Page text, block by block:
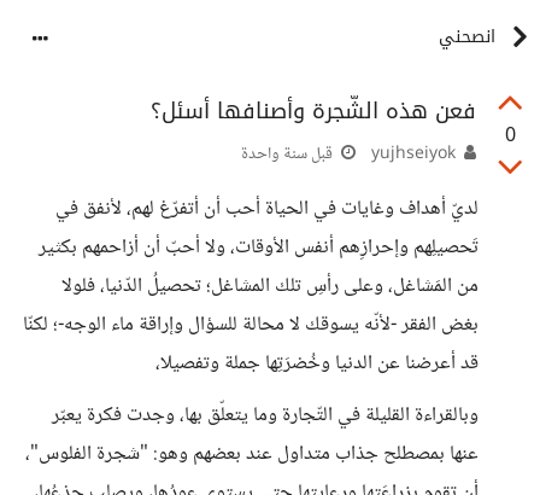
انصحني
0
فعن هذه الشّجرة وأصنافها أسئل؟
قبل سنة واحدة
لديّ أهداف وغايات في الحياة أحب أن أتفرّغ لهم، لأنفق في
تَحصيلِهم وإحرازِهم أنفس الأوقات، ولا أحبّ أن أزاحمهم بكثير
من المَشاغل، وعلى رأسِ تلك المشاغل؛ تحصيلُ الدّنيا، فلولا
بغض الفقر -لأنّه يسوقك لا محالة للسؤال وإراقة ماء الوجه-؛ لكنّا
قد أعرضنا عن الدنيا وخُضرَتِها جملة وتفصيلا،
وبالقراءة القليلة في التّجارة وما يتعلّق بها، وجدت فكرة يعبّر
عنها بمصطلح جذاب متداول عند بعضهم وهو: "شجرة الفلوس"،